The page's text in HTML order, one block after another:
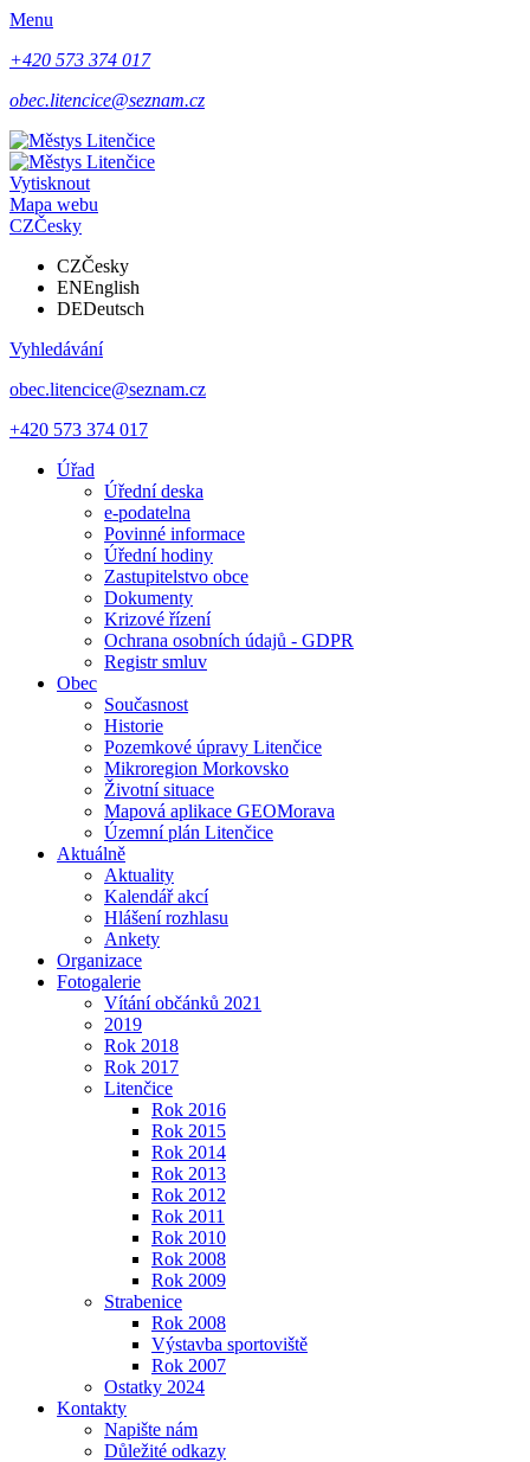
Menu
+420 573 374 017
obec.litencice@seznam.cz
Vytisknout
Mapa webu
CZČesky
CZČesky
ENEnglish
DEDeutsch
Vyhledávání
obec.litencice@seznam.cz
+420 573 374 017
Úřad
Úřední deska
e-podatelna
Povinné informace
Úřední hodiny
Zastupitelstvo obce
Dokumenty
Krizové řízení
Ochrana osobních údajů - GDPR
Registr smluv
Obec
Současnost
Historie
Pozemkové úpravy Litenčice
Mikroregion Morkovsko
Životní situace
Mapová aplikace GEOMorava
Územní plán Litenčice
Aktuálně
Aktuality
Kalendář akcí
Hlášení rozhlasu
Ankety
Organizace
Fotogalerie
Vítání občánků 2021
2019
Rok 2018
Rok 2017
Litenčice
Rok 2016
Rok 2015
Rok 2014
Rok 2013
Rok 2012
Rok 2011
Rok 2010
Rok 2008
Rok 2009
Strabenice
Rok 2008
Výstavba sportoviště
Rok 2007
Ostatky 2024
Kontakty
Napište nám
Důležité odkazy